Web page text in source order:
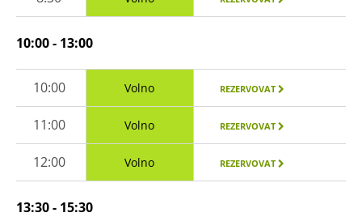
10:00 - 13:00
10:00 Volno REZERVOVAT
11:00 Volno REZERVOVAT
12:00 Volno REZERVOVAT
13:30 - 15:30